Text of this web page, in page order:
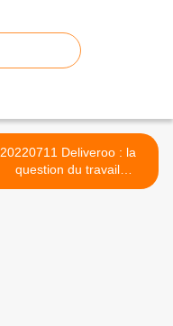
20220711 Deliveroo : la
question du travail
dissimulé >